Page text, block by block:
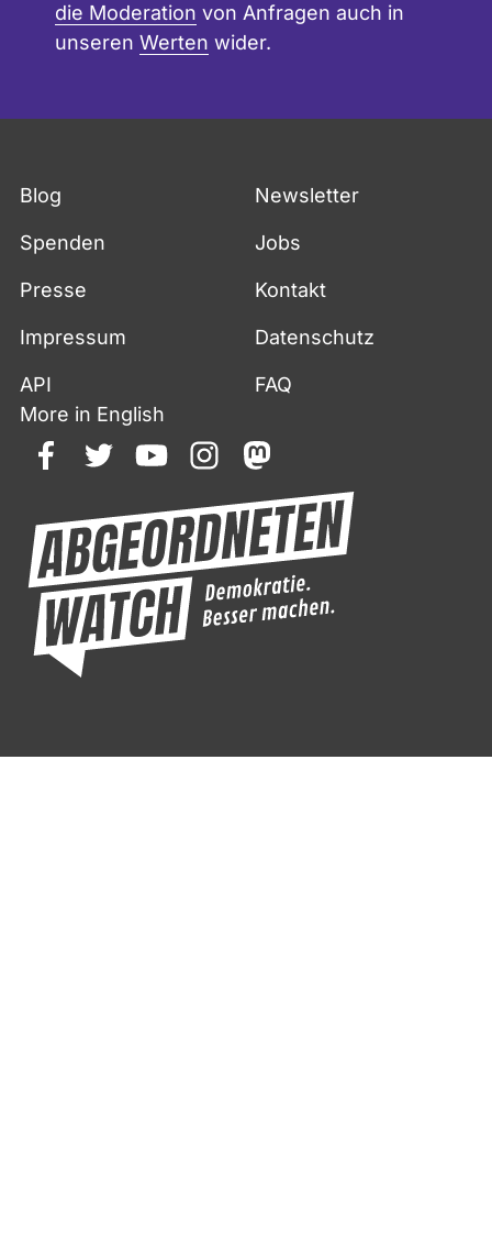
die Moderation von Anfragen auch in
unseren Werten wider.
Blog Newsletter
Spenden Jobs
Presse Kontakt
Impressum Datenschutz
API
FAQ
More in English
facebooktwitteryoutubeinstagrammastodon